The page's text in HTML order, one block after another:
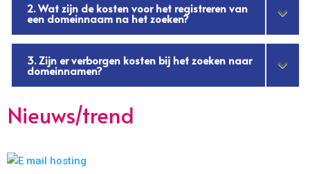
2. Wat zijn de kosten voor het registreren van
een domeinnaam na het zoeken?
3. Zijn er verborgen kosten bij het zoeken naar
domeinnamen?
Nieuws/trend